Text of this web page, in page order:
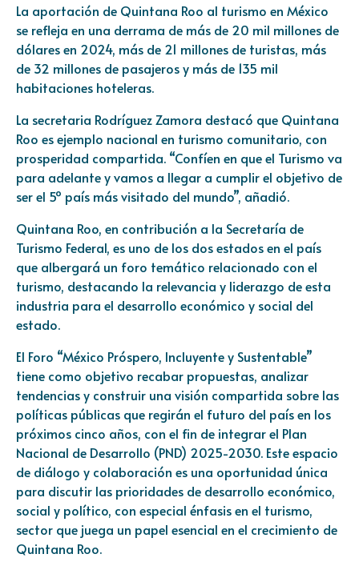
La aportación de Quintana Roo al turismo en México
se refleja en una derrama de más de 20 mil millones de
dólares en 2024, más de 21 millones de turistas, más
de 32 millones de pasajeros y más de 135 mil
habitaciones hoteleras.
La secretaria Rodríguez Zamora destacó que Quintana
Roo es ejemplo nacional en turismo comunitario, con
prosperidad compartida. “Confíen en que el Turismo va
para adelante y vamos a llegar a cumplir el objetivo de
ser el 5º país más visitado del mundo”, añadió.
Quintana Roo, en contribución a la Secretaría de
Turismo Federal, es uno de los dos estados en el país
que albergará un foro temático relacionado con el
turismo, destacando la relevancia y liderazgo de esta
industria para el desarrollo económico y social del
estado.
El Foro “México Próspero, Incluyente y Sustentable”
tiene como objetivo recabar propuestas, analizar
tendencias y construir una visión compartida sobre las
políticas públicas que regirán el futuro del país en los
próximos cinco años, con el fin de integrar el Plan
Nacional de Desarrollo (PND) 2025-2030. Este espacio
de diálogo y colaboración es una oportunidad única
para discutir las prioridades de desarrollo económico,
social y político, con especial énfasis en el turismo,
sector que juega un papel esencial en el crecimiento de
Quintana Roo.